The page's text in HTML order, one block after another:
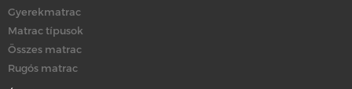
Gyerekmatrac
Matrac típusok
Összes matrac
Rugós matrac